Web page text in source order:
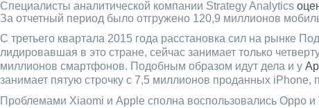
Специалисты аналитической компании Strategy Analytics
За отчетный период было отгружено 120,9 миллионов
С третьего квартала 2015 года расстановка сил на рынке
лидировавшая в это стране, сейчас занимает только
миллионов смартфонов. Подобным образом идут дела и у
занимает пятую строчку с 7,5 миллионов проданных iPhone,
Проблемами Xiaomi и Apple сполна воспользовались Oppo